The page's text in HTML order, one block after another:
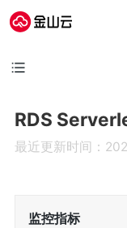
RDS
最近更新时间：
监控指标